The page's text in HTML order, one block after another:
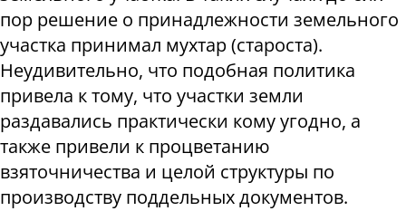
пор решение о принадлежности земельного
участка принимал мухтар (староста).
Неудивительно, что подобная политика
привела к тому, что участки земли
раздавались практически кому угодно, а
также привели к процветанию
взяточничества и целой структуры по
производству поддельных документов.